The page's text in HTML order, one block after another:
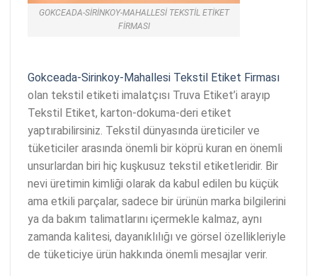
GOKCEADA-SIRINKOY-MAHALLESI TEKSTIL ETIKET
FIRMASI
Gokceada-Sirinkoy-Mahallesi Tekstil Etiket Firması
olan tekstil etiketi imalatçısı Truva Etiket’i arayıp
Tekstil Etiket, karton-dokuma-deri etiket
yaptırabilirsiniz. Tekstil dünyasında üreticiler ve
tüketiciler arasında önemli bir köprü kuran en önemli
unsurlardan biri hiç kuşkusuz tekstil etiketleridir. Bir
nevi üretimin kimliği olarak da kabul edilen bu küçük
ama etkili parçalar, sadece bir ürünün marka bilgilerini
ya da bakım talimatlarını içermekle kalmaz, aynı
zamanda kalitesi, dayanıklılığı ve görsel özellikleriyle
de tüketiciye ürün hakkında önemli mesajlar verir.